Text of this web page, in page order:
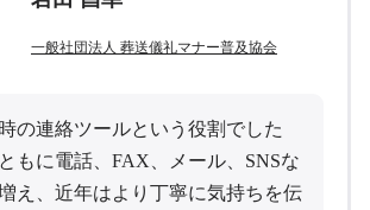
一般社団法人 葬送儀礼マナー普及協会
の連絡ツールという役割でした
もに電話、FAX、メール、SNSな
え、近年はより丁寧に気持ちを伝